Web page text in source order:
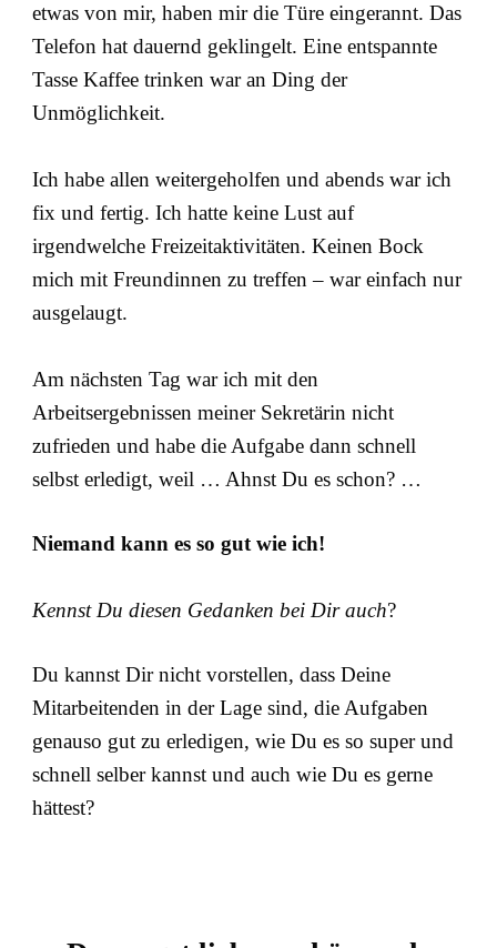
etwas von mir, haben mir die Türe eingerannt. Das
Telefon hat dauernd geklingelt. Eine entspannte
Tasse Kaffee trinken war an Ding der
Unmöglichkeit.
Ich habe allen weitergeholfen und abends war ich
fix und fertig. Ich hatte keine Lust auf
irgendwelche Freizeitaktivitäten. Keinen Bock
mich mit Freundinnen zu treffen – war einfach nur
ausgelaugt.
Am nächsten Tag war ich mit den
Arbeitsergebnissen meiner Sekretärin nicht
zufrieden und habe die Aufgabe dann schnell
selbst erledigt, weil … Ahnst Du es schon? …
Niemand kann es so gut wie ich!
Kennst Du diesen Gedanken bei Dir auch?
Du kannst Dir nicht vorstellen, dass Deine
Mitarbeitenden in der Lage sind, die Aufgaben
genauso gut zu erledigen, wie Du es so super und
schnell selber kannst und auch wie Du es gerne
hättest?